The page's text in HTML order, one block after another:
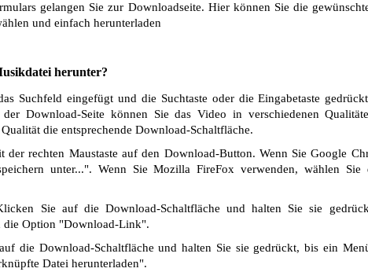
gelangen Sie zur Downloadseite. Hier können Sie die
und einfach herunterladen
herunter?
Suchfeld eingefügt und die Suchtaste oder die Eingabetaste
Download-Seite können Sie das Video in verschiedenen
die entsprechende Download-Schaltfläche.
der rechten Maustaste auf den Download-Button. Wenn Sie Google
unter...". Wenn Sie Mozilla FireFox verwenden, wählen
Sie auf die Download-Schaltfläche und halten Sie sie
die Option "Download-Link".
die Download-Schaltfläche und halten Sie sie gedrückt, bis ein
Datei herunterladen".